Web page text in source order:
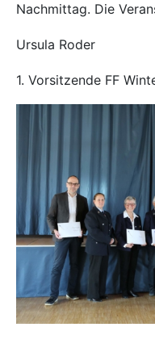
Nachmittag. Die
Ursula Roder
1. Vorsitzende FF